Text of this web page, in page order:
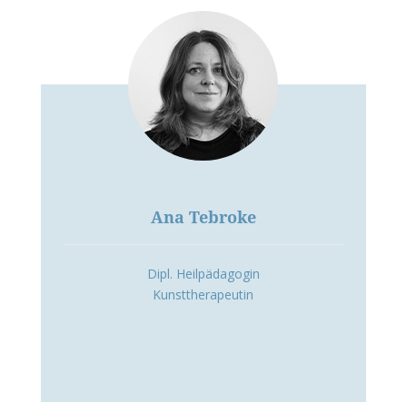
Ana Tebroke
Dipl. Heilpädagogin
Kunsttherapeutin